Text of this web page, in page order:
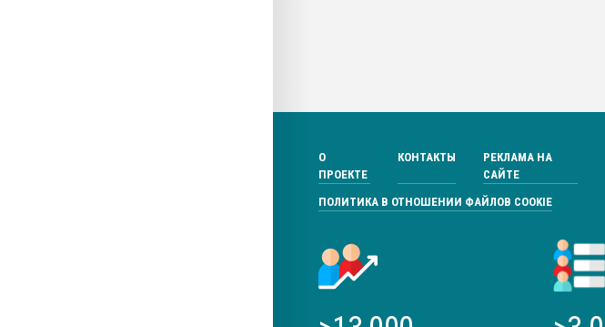
О
ПРОЕКТЕ
КОНТАКТЫ
РЕКЛАМА НА
САЙТЕ
ПОЛИТИКА В ОТНОШЕНИИ ФАЙЛОВ COOKIE